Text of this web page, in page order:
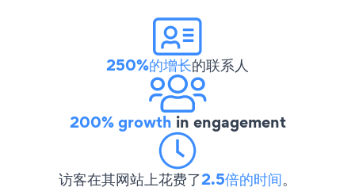
250%的增长的联系人
200% growth in engagement
访客在其网站上花费了2.5倍的时间。